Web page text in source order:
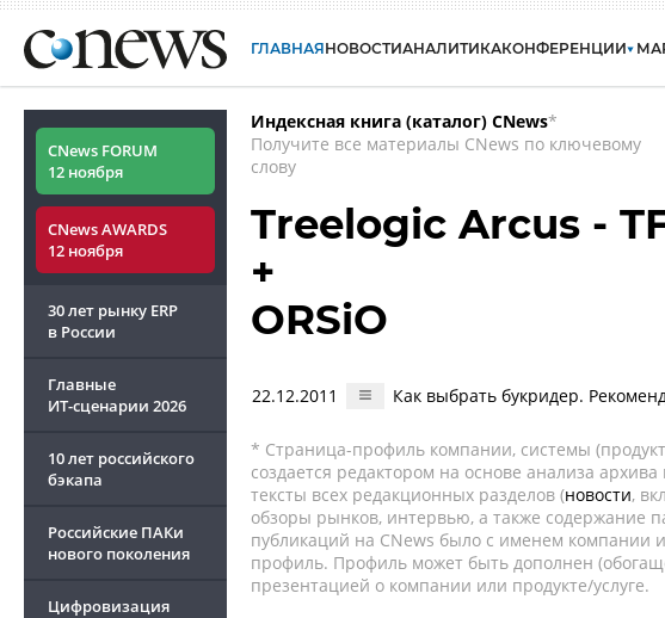
ГЛАВНАЯНОВОСТИАНАЛИТИКАКОНФЕРЕНЦИИ
CNews FORUM
12 ноября
CNews AWARDS
12 ноября
30 лет рынку ERP
в России
Главные
ИТ-сценарии 2026
10 лет российского
бэкапа
Российские ПАКи
нового поколения
Цифровизация
Индексная книга (каталог) CNews*
Получите все материалы CNews по ключевому
слову
Treelogic Arcus -
+
ORSiO
22.12.2011 Как выбрать букридер.
* Страница-профиль компании, системы
создается редактором на основе анализа
тексты всех редакционных разделов (новости,
обзоры рынков, интервью, а также содержание
публикаций на CNews было с именем компании
профиль. Профиль может быть дополнен
презентацией о компании или продукте/услуге.